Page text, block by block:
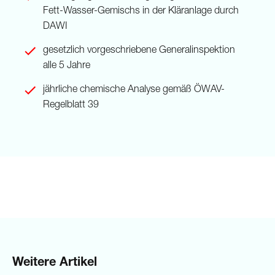
Fett-Wasser-Gemischs in der Kläranlage durch
DAWI
gesetzlich vorgeschriebene Generalinspektion
alle 5 Jahre
jährliche chemische Analyse gemäß ÖWAV-
Regelblatt 39
Weitere Artikel